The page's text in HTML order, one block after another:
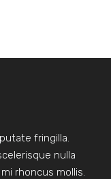
fringilla.
nulla
rhoncus mollis.